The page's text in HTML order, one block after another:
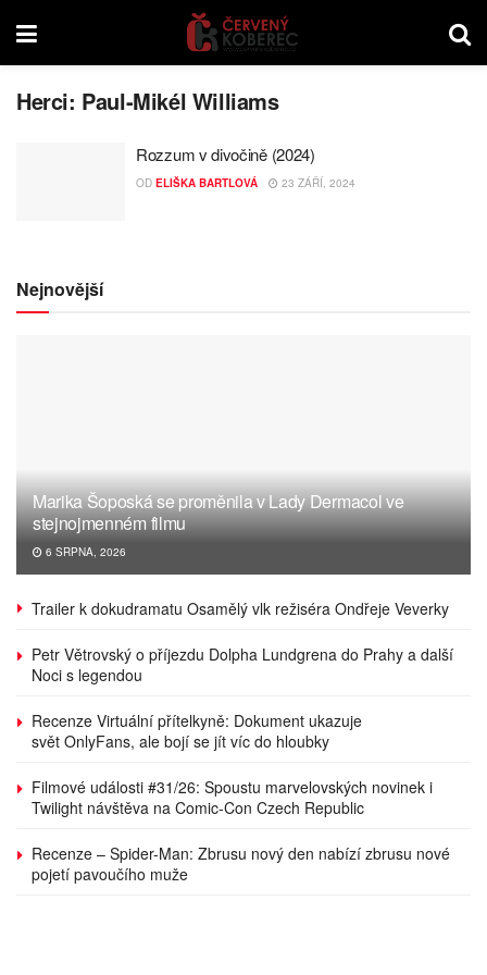
Herci: Paul-Mikél Williams
Rozzum v divočině (2024)
OD ELIŠKA BARTLOVÁ 23 ZÁŘÍ, 2024
Nejnovější
Marika Šoposká se proměnila v Lady Dermacol ve
stejnojmenném filmu
6 SRPNA, 2026
Trailer k dokudramatu Osamělý vlk režiséra Ondřeje Veverky
Petr Větrovský o příjezdu Dolpha Lundgrena do Prahy a další
Noci s legendou
Recenze Virtuální přítelkyně: Dokument ukazuje
svět OnlyFans, ale bojí se jít víc do hloubky
Filmové události #31/26: Spoustu marvelovských novinek i
Twilight návštěva na Comic-Con Czech Republic
Recenze – Spider-Man: Zbrusu nový den nabízí zbrusu nové
pojetí pavoučího muže